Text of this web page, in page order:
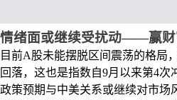
情绪面或继续受扰动——赢财
目前A股未能摆脱区间震荡的格局
回落，这也是指数自9月以来第4次
政策预期与中美关系或继续对市场